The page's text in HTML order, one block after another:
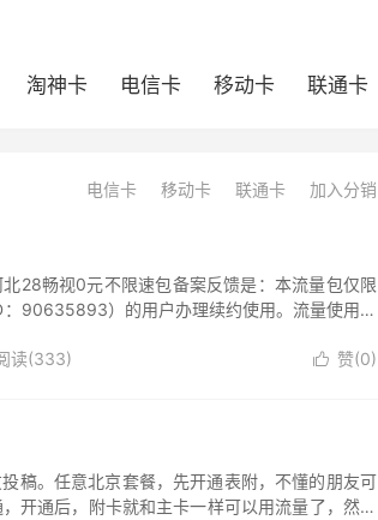
淘神卡 电信卡 移动卡 联通卡
电信卡 移动卡 联通卡 加入分销
28畅视0元不限速包备案反馈是：本流量包仅限
90635893）的用户办理续约使用。流量使用规
 赞(0)
读(333)
稿。任意北京套餐，先开通表附，不懂的朋友可
开通后，附卡就和主卡一样可以用流量了，然后